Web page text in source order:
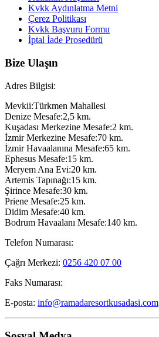
Kvkk Aydınlatma Metni
Çerez Politikası
Kvkk Başvuru Formu
İptal İade Prosedürü
Bize Ulaşın
Adres Bilgisi:
Mevkii:Türkmen Mahallesi
Denize Mesafe:2,5 km.
Kuşadası Merkezine Mesafe:2 km.
İzmir Merkezine Mesafe:70 km.
İzmir Havaalanına Mesafe:65 km.
Ephesus Mesafe:15 km.
Meryem Ana Evi:20 km.
Artemis Tapınağı:15 km.
Şirince Mesafe:30 km.
Priene Mesafe:25 km.
Didim Mesafe:40 km.
Bodrum Havaalanı Mesafe:140 km.
Telefon Numarası:
Çağrı Merkezi: 0256 420 07 00
Faks Numarası:
E-posta: info@ramadaresortkusadasi.com